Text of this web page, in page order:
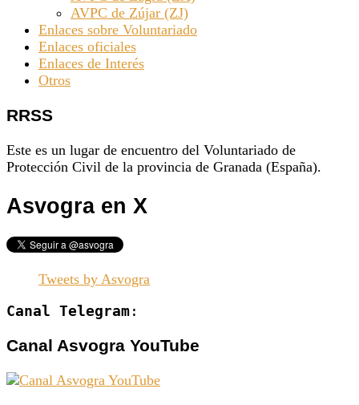
AVPC de Zújar (ZJ)
Enlaces sobre Voluntariado
Enlaces oficiales
Enlaces de Interés
Otros
RRSS
Este es un lugar de encuentro del Voluntariado de
Protección Civil de la provincia de Granada (España).
Asvogra en X
Tweets by Asvogra
Canal Telegram:
Canal Asvogra YouTube